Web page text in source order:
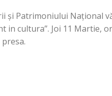
şi Patrimoniului Naţional
in cultura”. Joi 11 Martie,